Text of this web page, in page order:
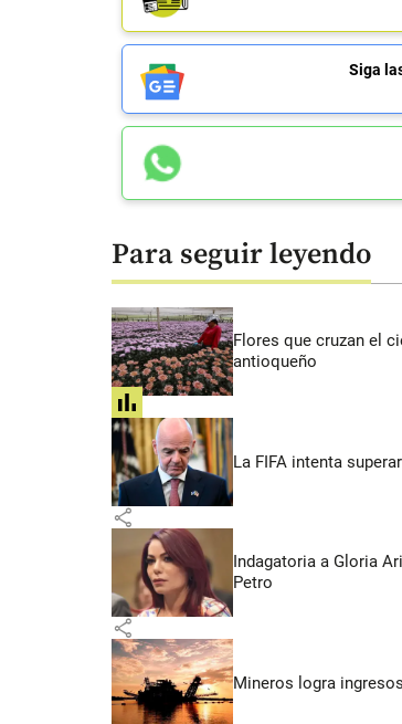
Siga
Para seguir leyendo
Flores que cruzan el
antioqueño
share
La FIFA intenta
share
Indagatoria a Gloria
Petro
share
Mineros logra